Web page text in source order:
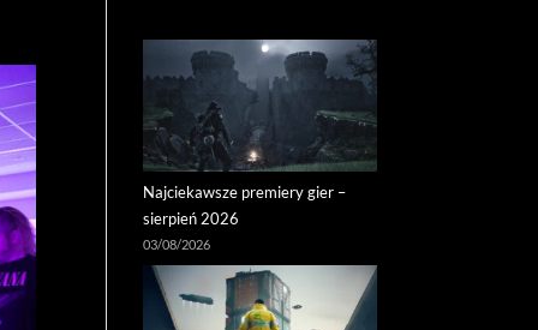
Najciekawsze premiery gier –
sierpień 2026
03/08/2026